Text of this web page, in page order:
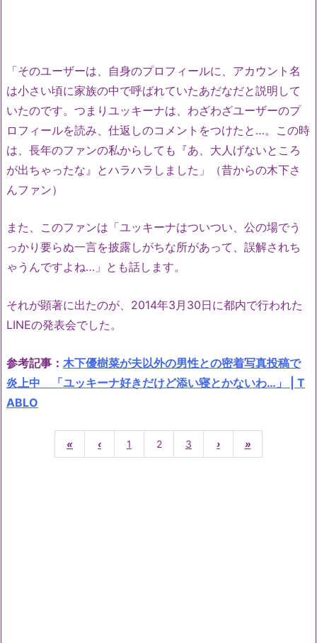
「そのユーザーは、自身のプロフィールに、アカウント名
は小さい頃に家族の中で呼ばれていたあだなだと説明して
いたのです。つまりユッキーナは、わざわざユーザーのプ
ロフィールを読み、仕返しのコメントをつけたと…。この時
は、長年のファンの私からしても『あ、大人げないところ
が出ちゃったな』とハラハラしました」（昔からの木下さ
んファン）
また、このファンは「ユッキーナはついつい、公の場でう
っかり要らぬ一言を披露しがちな所があって、誤解されち
ゃうんですよね…」とも話します。
それが顕著に出たのが、2014年3月30日に都内で行われた
LINEの発表会でした。
参考記事： 木下優樹菜が夫以外の男性との密着写真投稿で
炎上中 「ユッキーナ好きだけど添い寝とかないわ…」 | T
ABLO
« ‹ 1 2 3 › »